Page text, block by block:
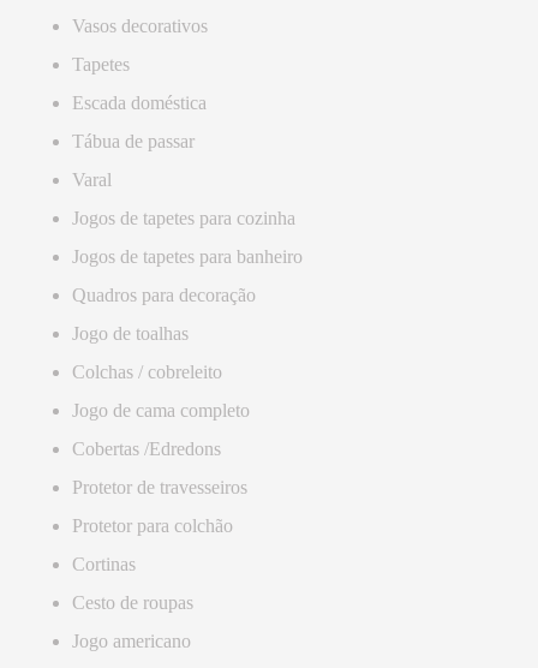
Vasos decorativos
Tapetes
Escada doméstica
Tábua de passar
Varal
Jogos de tapetes para cozinha
Jogos de tapetes para banheiro
Quadros para decoração
Jogo de toalhas
Colchas / cobreleito
Jogo de cama completo
Cobertas /Edredons
Protetor de travesseiros
Protetor para colchão
Cortinas
Cesto de roupas
Jogo americano